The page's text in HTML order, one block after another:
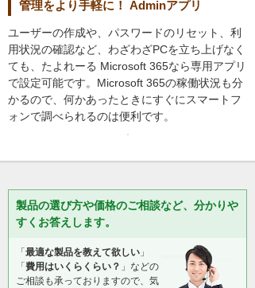
管理をより手軽に！ Adminアプリ
ユーザーの作成や、パスワードのリセット、利
用状況の確認など、わざわざPCを立ち上げなく
ても、たよれーる Microsoft 365なら専用アプリ
で設定可能です。Microsoft 365の稼働状況も分
かるので、何かあったときにすぐにスマートフ
ォンで調べられるのは便利です。
製品の選び方や価格のご相談など、分かりや
すくお答えします。
「 最適な製品を教えて欲しい 」
「 費用はいくらくらい？ 」などの
ご相談も承っておりますので、気